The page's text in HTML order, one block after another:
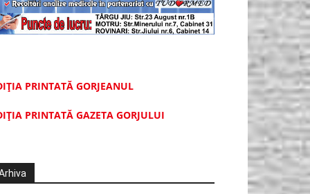
PRINTATĂ GORJEANUL
PRINTATĂ GAZETA GORJULUI